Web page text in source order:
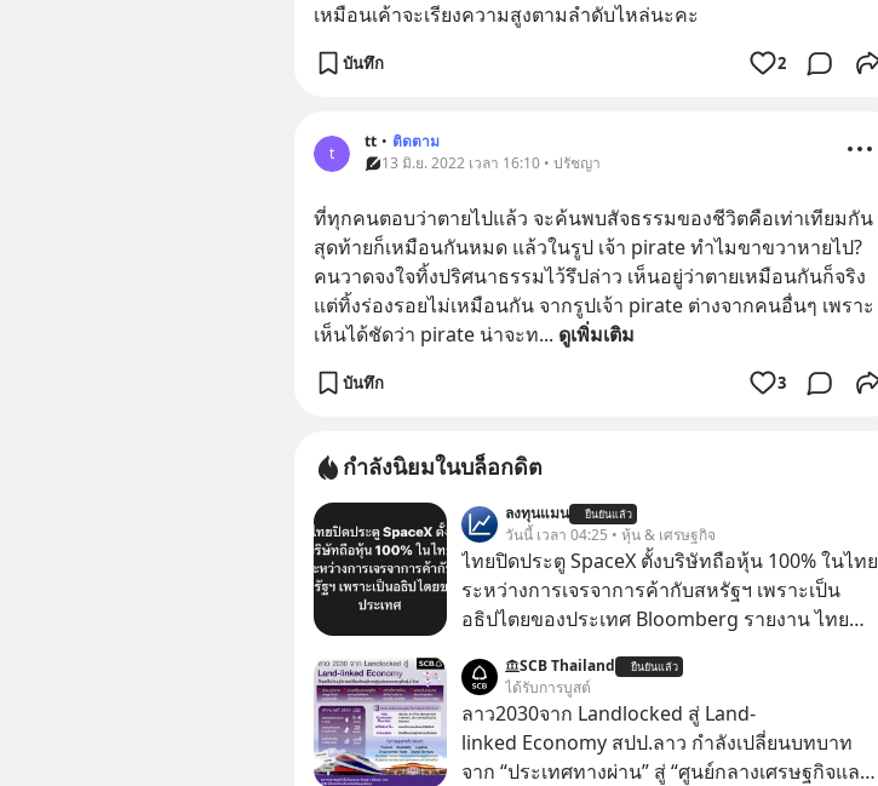
เหมือนเค้าจะเรียงความสูงตามลำดับไหล่นะคะ
บันทึก 2
t
tt • ติดตาม
13 มิ.ย. 2022 เวลา 16:10 • ปรัชญา
ที่ทุกคนตอบว่าตายไปแล้ว จะค้นพบสัจธรรมของชีวิตคือเท่าเทียมกัน
สุดท้ายก็เหมือนกันหมด แล้วในรูป เจ้า pirate ทําไมขาขวาหายไป?
คนวาดจงใจทิ้งปริศนาธรรมไว้รึปล่าว เห็นอยู่ว่าตายเหมือนกันก็จริง
แต่ทิ้งร่องรอยไม่เหมือนกัน จากรูปเจ้า pirate ต่างจากคนอื่นๆ เพราะ
เห็นได้ชัดว่า pirate น่าจะท... ดูเพิ่มเติม
บันทึก 3
กำลังนิยมในบล็อกดิต
ลงทุนแมน ยืนยันแล้ว
วันนี้ เวลา 04:25 • หุ้น & เศรษฐกิจ
ไทยปิดประตู SpaceX ตั้งบริษัทถือหุ้น 100% ในไทย
ระหว่างการเจรจาการค้ากับสหรัฐฯ เพราะเป็น
อธิปไตยของประเทศ Bloomberg รายงาน ไทย
สหรัฐฯ ตั้งบริษัทโทรคมนาคมดาวเทียมที่ถือหุ้น
100% โดยชาวต่างชาติ ในระหว่างการเจรจาการ
ค้ากับรัฐบาลสหรัฐ โดยให้เหตุผลว่าเป็นประเด็น
ด้านอธิปไตยของประเทศ
SCB Thailand ยืนยันแล้ว
ได้รับการบูสต์
ลาว2030จาก Landlocked สู่ Land-
linked Economy สปป.ลาว กำลังเปลี่ยนบทบาท
จาก “ประเทศทางผ่าน” สู่ “ศูนย์กลางเศรษฐกิจและ